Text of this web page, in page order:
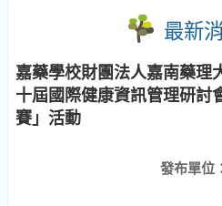
最新
嘉藥學校財團法人嘉南藥理
十屆國際健康資訊管理研討
賽」活動
發布單位